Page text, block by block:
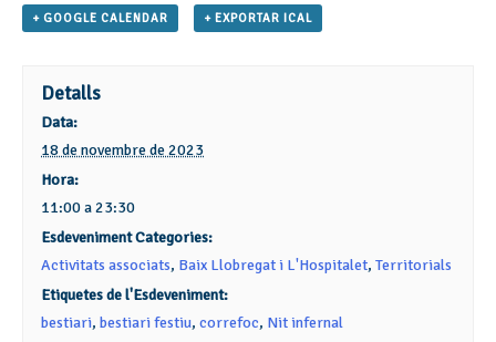
+ GOOGLE CALENDAR + EXPORTAR ICAL
Detalls
Data:
18 de novembre de 2023
Hora:
11:00 a 23:30
Esdeveniment Categories:
Activitats associats, Baix Llobregat i L'Hospitalet,Territorials
Etiquetes de l'Esdeveniment:
bestiari,bestiari festiu,correfoc, Nit infernal